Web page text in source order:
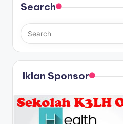
Search
Iklan Sponsor